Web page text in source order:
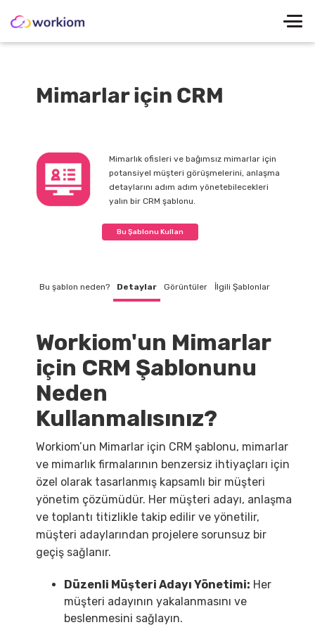
Mimarlar için CRM
Mimarlık ofisleri ve bağımsız mimarlar için
potansiyel müşteri görüşmelerini, anlaşma
detaylarını adım adım yönetebilecekleri
yalın bir CRM şablonu.
Bu Şablonu Kullan
Bu şablon neden? Detaylar Görüntüler İlgili Şablonlar
Workiom'un Mimarlar
için CRM Şablonunu
Neden
Kullanmalısınız?
Workiom’un Mimarlar için CRM şablonu, mimarlar
ve mimarlık firmalarının benzersiz ihtiyaçları için
özel olarak tasarlanmış kapsamlı bir müşteri
yönetim çözümüdür. Her müşteri adayı, anlaşma
ve toplantı titizlikle takip edilir ve yönetilir,
müşteri adaylarından projelere sorunsuz bir
geçiş sağlanır.
Düzenli Müşteri Adayı Yönetimi: Her
müşteri adayının yakalanmasını ve
beslenmesini sağlayın.